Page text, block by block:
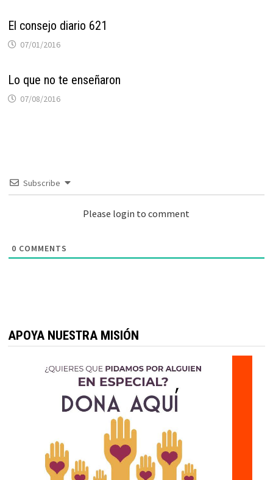
El consejo diario 621
07/01/2016
Lo que no te enseñaron
07/08/2016
Subscribe
Please login to comment
0 COMMENTS
APOYA NUESTRA MISIÓN